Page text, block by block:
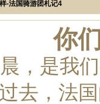
-法国骑游团札记4
你
，是我们
去，法